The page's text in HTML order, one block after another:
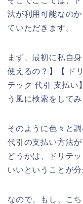
法が利用可能なの
ていただきます。
まず、最初に私自
使えるの？】【 ド
テック 代引 支払
う風に検索をしてみ
そのように色々と
代引の支払い方法
どうかは、ドリテ
いいということが分
なので、もし、こ